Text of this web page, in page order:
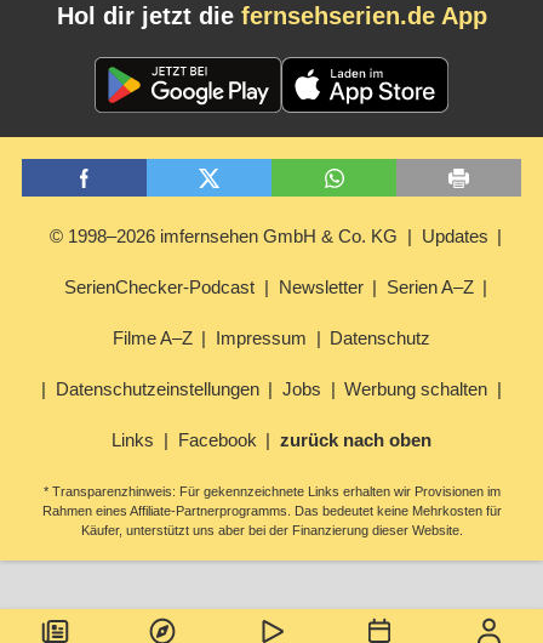
Hol dir jetzt die fernsehserien.de App
© 1998–2026 imfernsehen GmbH & Co. KG Updates
SerienChecker-Podcast Newsletter Serien A–Z
Filme A–Z Impressum Datenschutz
Datenschutzeinstellungen Jobs Werbung schalten
Links Facebook zurück nach oben
* Transparenzhinweis: Für gekennzeichnete Links erhalten wir Provisionen im
Rahmen eines Affiliate-Partnerprogramms. Das bedeutet keine Mehrkosten für
Käufer, unterstützt uns aber bei der Finanzierung dieser Website.